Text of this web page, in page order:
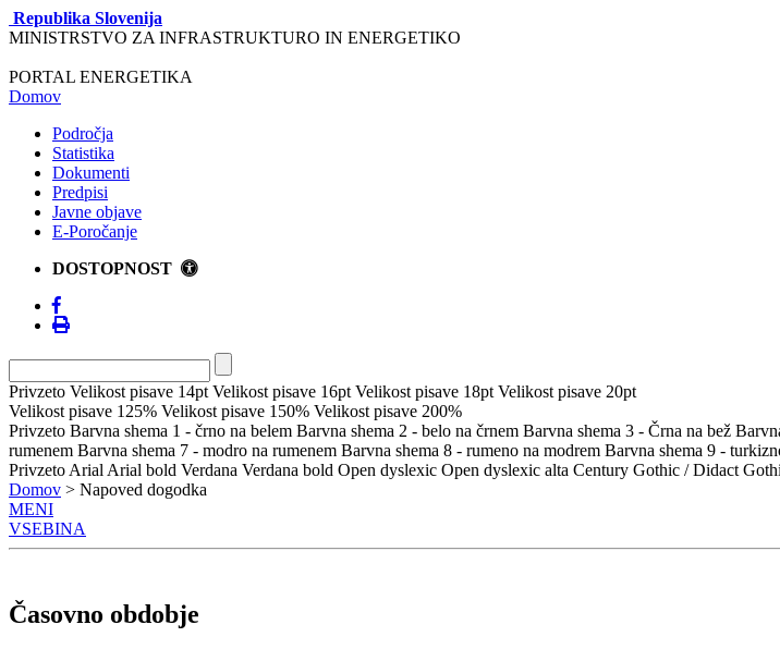
Republika Slovenija
MINISTRSTVO ZA INFRASTRUKTURO IN ENERGETIKO
PORTAL ENERGETIKA
Domov
Področja
Statistika
Dokumenti
Predpisi
Javne objave
E-Poročanje
DOSTOPNOST
Privzeto Velikost pisave 14pt Velikost pisave 16pt Velikost pisave 18pt Velikost pisave 20pt
Velikost pisave 125% Velikost pisave 150% Velikost pisave 200%
Privzeto Barvna shema 1 - črno na belem Barvna shema 2 - belo na črnem Barvna shema 3 - Črna na bež
rumenem Barvna shema 7 - modro na rumenem Barvna shema 8 - rumeno na modrem Barvna shema 9 -
Privzeto Arial Arial bold Verdana Verdana bold Open dyslexic Open dyslexic alta Century Gothic / Didact
Domov > Napoved dogodka
MENI
VSEBINA
Časovno obdobje